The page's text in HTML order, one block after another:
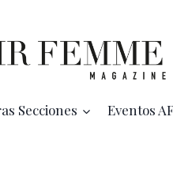
Secciones Eventos AF